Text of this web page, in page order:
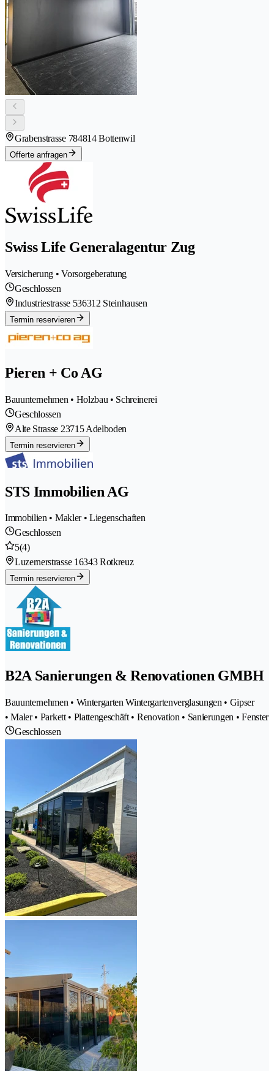
Grabenstrasse 784814 Bottenwil
Offerte anfragen
Swiss Life Generalagentur Zug
Versicherung • Vorsorgeberatung
Geschlossen
Industriestrasse 536312 Steinhausen
Termin reservieren
Pieren + Co AG
Bauunternehmen • Holzbau • Schreinerei
Geschlossen
Alte Strasse 23715 Adelboden
Termin reservieren
STS Immobilien AG
Immobilien • Makler • Liegenschaften
Geschlossen
5(4)
Luzernerstrasse 16343 Rotkreuz
Termin reservieren
B2A Sanierungen & Renovationen GMBH
Bauunternehmen • Wintergarten Wintergartenverglasungen • Gipser
• Maler • Parkett • Plattengeschäft • Renovation • Sanierungen • Fenster
Geschlossen